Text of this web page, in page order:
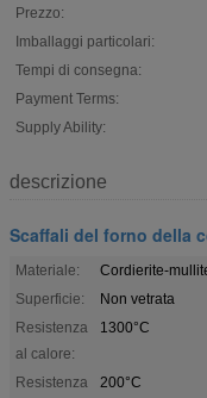
Prezzo:
Imballaggi particolari:
Tempi di consegna:
Payment Terms:
Supply Ability:
descrizione
Scaffali del forno della
Materiale:
Cordierite-
Superficie:
Non vetrata
Resistenza
al calore:
1300°C
Resistenza
200°C